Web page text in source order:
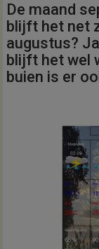
De maand
blijft het net
augustus?
blijft het wel
buien is er